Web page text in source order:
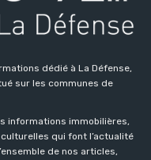
dédié à La Défense,
sur les communes de
informations immobilières,
qui font l’actualité
de nos articles,